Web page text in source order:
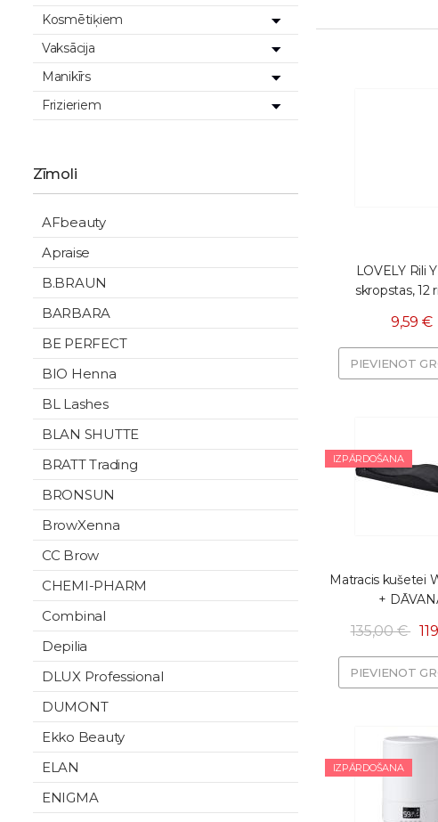
Kosmētiķiem
Vaksācija
Manikīrs
Frizieriem
Zīmoli
AFbeauty
Apraise
B.BRAUN
BARBARA
BE PERFECT
BIO Henna
BL Lashes
BLAN SHUTTE
BRATT Trading
BRONSUN
BrowXenna
CC Brow
CHEMI-PHARM
Combinal
Depilia
DLUX Professional
DUMONT
Ekko Beauty
ELAN
ENIGMA
LOVELY Rili
skropstas, 12
9,59 €
PIEVIENOT
Matracis kušetei
+
IZPĀRDOŠANA
135,00 €
PIEVIENOT
IZPĀRDOŠANA